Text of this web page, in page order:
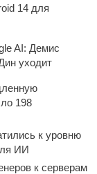
14 для
AI: Демис
уходит
198
к уровню
ИИ
к серверам